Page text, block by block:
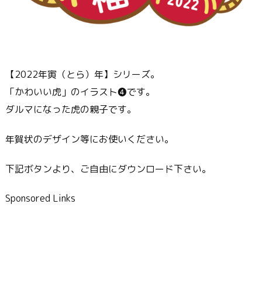
【2022年寅（とら）年】シリーズ。
「かわいい虎」のイラスト❹です。
ダルマになった虎の親子です。
年賀状のデザイン等にお使いください。
下記ボタンより、ご自由にダウンロード下さい。
Sponsored Links